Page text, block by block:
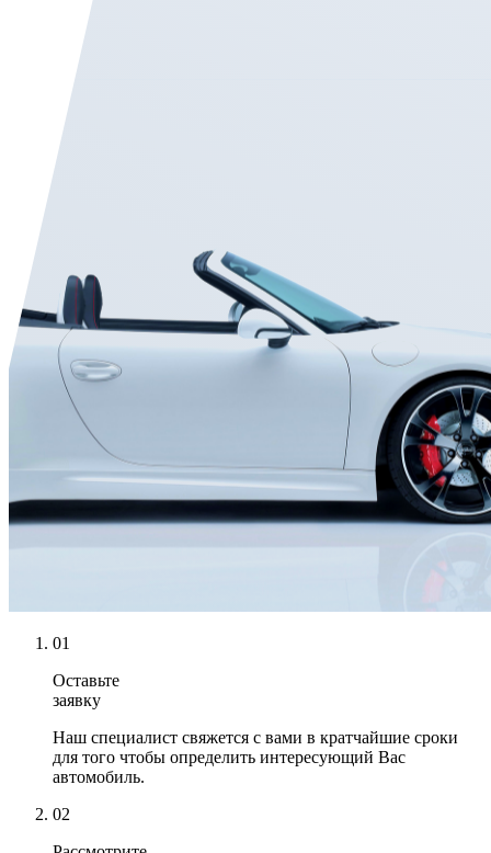
01
Оставьте
заявку
Наш специалист свяжется с вами в кратчайшие сроки
для того чтобы определить интересующий Вас
автомобиль.
02